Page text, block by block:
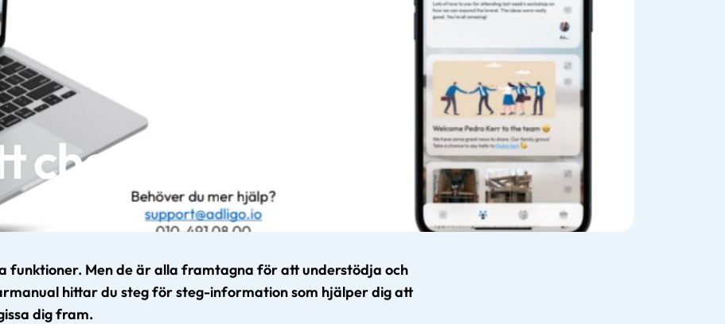
chefsverktyg
funktioner. Men de är alla framtagna för att understödja och
hittar du steg för steg-information som hjälper dig att
dig fram.